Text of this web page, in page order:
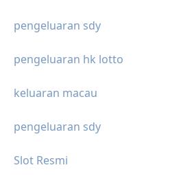
pengeluaran sdy
pengeluaran hk lotto
keluaran macau
pengeluaran sdy
Slot Resmi